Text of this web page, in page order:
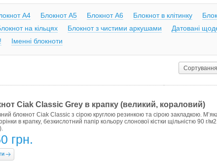
А4 Блокнот А5 Блокнот А6 Блокнот в клітинку
на кільцях Блокнот з чистими аркушами Датовані
Іменні блокноти
Ciak Classic Grey в крапку (великий, кораловий)
блокнот Ciak Classic з сірою круглою резинкою та сірою закладкою.
в крапку, безкислотний папір кольору слонової кістки щільністю 90
грн.